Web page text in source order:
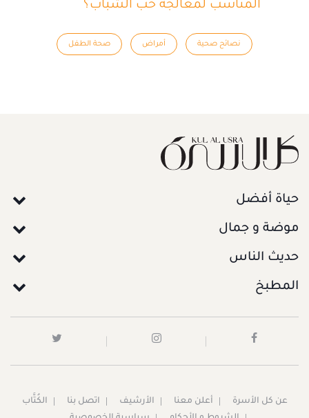
المناسب لمعالجة حب الشباب؟
نصائح صحية أمراض صحة الطفل
حياة أفضل
موضة و جمال
حديث الناس
المطبخ
عن كل الأسرة أعلن معنا الأرشيف اتصل بنا
الكُتَّاب